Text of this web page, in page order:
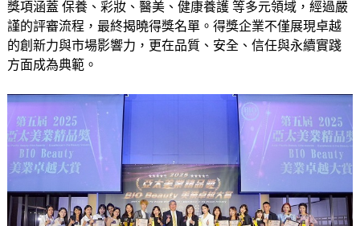
獎項涵蓋 保養、彩妝、醫美、健康養護 等多元領域，經過嚴
謹的評審流程，最終揭曉得獎名單。得獎企業不僅展現卓越
的創新力與市場影響力，更在品質、安全、信任與永續實踐
方面成為典範。